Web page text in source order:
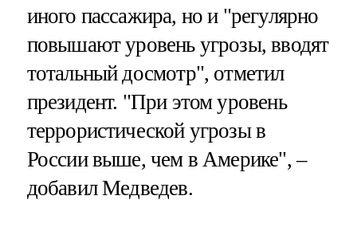
иного пассажира, но и "регулярно
повышают уровень угрозы, вводят
тотальный досмотр", отметил
президент. "При этом уровень
террористической угрозы в
России выше, чем в Америке", –
добавил Медведев.